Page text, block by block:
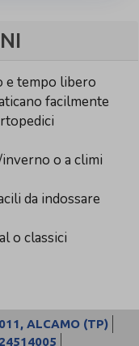
e tempo libero
facilmente
o a climi
da indossare
o classici
ALCAMO (TP)